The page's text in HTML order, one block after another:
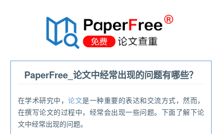
PaperFree_论文中经常出现的问题有哪些？
在学术研究中，论文是一种重要的表达和交流方式，然而，
在撰写论文的过程中，经常会出现一些问题。下面了解下论
文中经常出现的问题。